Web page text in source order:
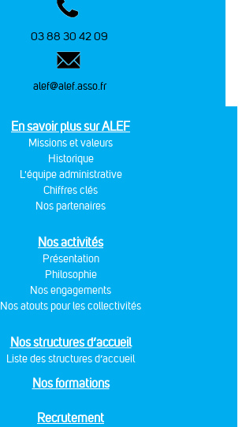
03 88 30 42 09
alef@alef.asso.fr
En savoir plus sur ALEF
Missions et valeurs
Historique
L'équipe administrative
Chiffres clés
Nos partenaires
Nos activités
Présentation
Philosophie
Nos engagements
Nos atouts pour les collectivités
Nos structures d’accueil
Liste des structures d’accueil
Nos formations
Recrutement